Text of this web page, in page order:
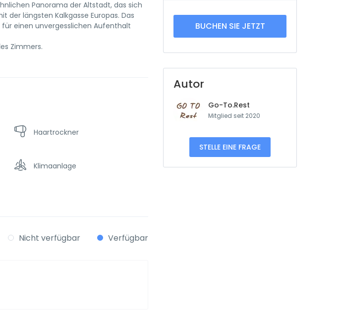
Panorama der Altstadt, das sich
der längsten Kalkgasse Europas. Das
einen unvergesslichen Aufenthalt
Zimmers.
Haartrockner
Klimaanlage
Nicht verfügbar Verfügbar
BUCHEN SIE JETZT
Autor
Go-To.Rest
Mitglied seit 2020
STELLE EINE FRAGE